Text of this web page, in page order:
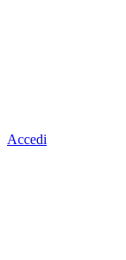
Accedi